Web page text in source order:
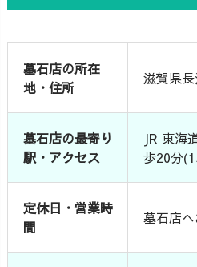
墓石店の所在
地・住所
滋賀県
墓石店の最寄り
駅・アクセス
JR 東海
歩20分
定休日・営業時
間
墓石店へ